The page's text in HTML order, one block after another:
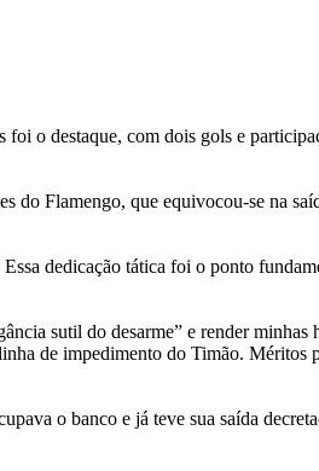
o destaque, com dois gols e
do Flamengo, que equivocou-se na
dedicação tática foi o ponto
sutil do desarme” e render minhas
de impedimento do Timão. Méritos
o banco e já teve sua saída